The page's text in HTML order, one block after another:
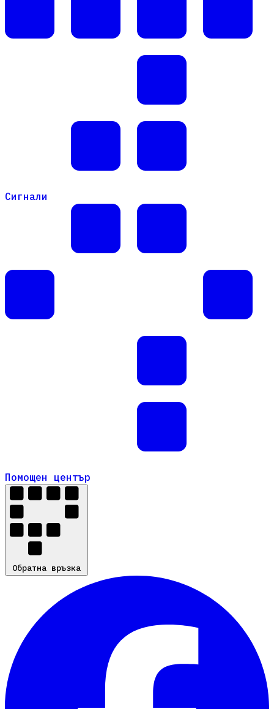
Сигнали
Помощен център
Помощен център
Обратна връзка
Обратна връзка